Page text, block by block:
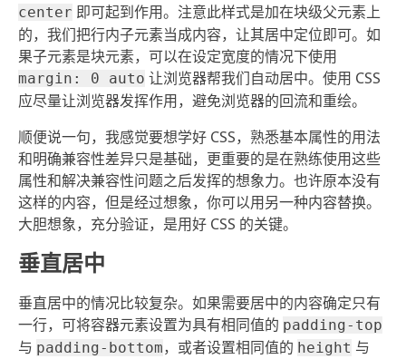
center 即可起到作用。注意此样式是加在块级父元素上
的，我们把行内子元素当成内容，让其居中定位即可。如
果子元素是块元素，可以在设定宽度的情况下使用
margin: 0 auto 让浏览器帮我们自动居中。使用 CSS
应尽量让浏览器发挥作用，避免浏览器的回流和重绘。
顺便说一句，我感觉要想学好 CSS，熟悉基本属性的用法
和明确兼容性差异只是基础，更重要的是在熟练使用这些
属性和解决兼容性问题之后发挥的想象力。也许原本没有
这样的内容，但是经过想象，你可以用另一种内容替换。
大胆想象，充分验证，是用好 CSS 的关键。
垂直居中
垂直居中的情况比较复杂。如果需要居中的内容确定只有
一行，可将容器元素设置为具有相同值的 padding-top
与 padding-bottom，或者设置相同值的 height 与